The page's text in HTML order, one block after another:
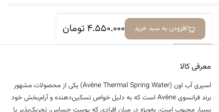
• فاقد عطر
• ضد التهاب
• آبرسان
• حاوی: آب چشمه های درمانی اون، نیتروژن
• حجم ۳۰۰ml
۴.۵۵۰.۰۰۰تومان افزودن به سبد خریدمعرفی کالا دیدگاه‌ها
معرفی کالا
اسپری آب اون (Avène Thermal Spring Water) یکی از محصولات مشهور
برند فرانسوی Avène است که به دلیل خواص تسکین‌دهنده و آرام‌بخش خود